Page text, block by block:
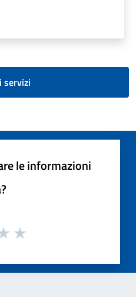
servizi
le informazioni